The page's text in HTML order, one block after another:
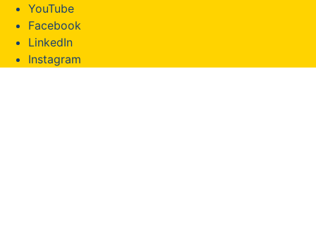
YouTube
Facebook
LinkedIn
Instagram